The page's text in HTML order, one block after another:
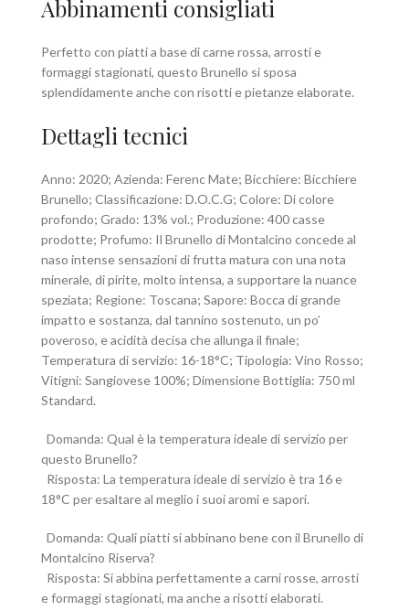
Abbinamenti consigliati
Perfetto con piatti a base di carne rossa, arrosti e
formaggi stagionati, questo Brunello si sposa
splendidamente anche con risotti e pietanze elaborate.
Dettagli tecnici
Anno: 2020; Azienda: Ferenc Mate; Bicchiere: Bicchiere
Brunello; Classificazione: D.O.C.G; Colore: Di colore
profondo; Grado: 13% vol.; Produzione: 400 casse
prodotte; Profumo: Il Brunello di Montalcino concede al
naso intense sensazioni di frutta matura con una nota
minerale, di pirite, molto intensa, a supportare la nuance
speziata; Regione: Toscana; Sapore: Bocca di grande
impatto e sostanza, dal tannino sostenuto, un po’
poveroso, e acidità decisa che allunga il finale;
Temperatura di servizio: 16-18°C; Tipologia: Vino Rosso;
Vitigni: Sangiovese 100%; Dimensione Bottiglia: 750 ml
Standard.
Domanda: Qual è la temperatura ideale di servizio per
questo Brunello?
Risposta: La temperatura ideale di servizio è tra 16 e
18°C per esaltare al meglio i suoi aromi e sapori.
Domanda: Quali piatti si abbinano bene con il Brunello di
Montalcino Riserva?
Risposta: Si abbina perfettamente a carni rosse, arrosti
e formaggi stagionati, ma anche a risotti elaborati.